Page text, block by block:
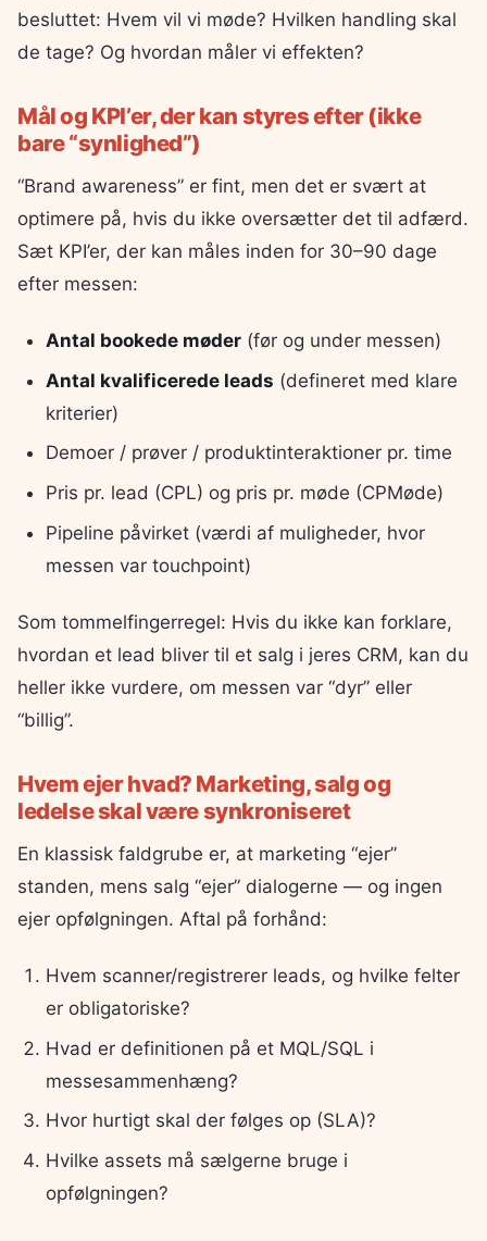
besluttet: Hvem vil vi møde? Hvilken handling skal
de tage? Og hvordan måler vi effekten?
Mål og KPI’er, der kan styres efter (ikke
bare “synlighed”)
“Brand awareness” er fint, men det er svært at
optimere på, hvis du ikke oversætter det til adfærd.
Sæt KPI’er, der kan måles inden for 30–90 dage
efter messen:
Antal bookede møder(før og under messen)
Antal kvalificerede leads (defineret med klare
kriterier)
Demoer / prøver / produktinteraktioner pr. time
Pris pr. lead (CPL) og pris pr. møde (CPMøde)
Pipeline påvirket (værdi af muligheder, hvor
messen var touchpoint)
Som tommelfingerregel: Hvis du ikke kan forklare,
hvordan et lead bliver til et salg i jeres CRM, kan du
heller ikke vurdere, om messen var “dyr” eller
“billig”.
Hvem ejer hvad? Marketing, salg og
ledelse skal være synkroniseret
En klassisk faldgrube er, at marketing “ejer”
standen, mens salg “ejer” dialogerne — og ingen
ejer opfølgningen. Aftal på forhånd:
Hvem scanner/registrerer leads, og hvilke felter
er obligatoriske?
Hvad er definitionen på et MQL/SQL i
messesammenhæng?
Hvor hurtigt skal der følges op (SLA)?
Hvilke assets må sælgerne bruge i
opfølgningen?